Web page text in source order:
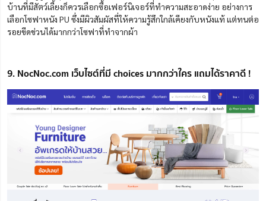
บ้านที่มีสัตว์เลี้ยงก็ควรเลือกซื้อเฟอร์นิเจอร์ที่ทำความสะอาดง่าย อย่างการ
เลือกโซฟาหนัง PU ซึ่งมีผิวสัมผัสที่ให้ความรู้สึกใกล้เคียงกับหนังแท้ แต่ทนต่อ
รอยขีดข่วนได้มากกว่าโซฟาที่ทำจากผ้า
9. NocNoc.com เว็บไซต์ที่มี choices มากกว่าใคร แถมได้ราคาดี !